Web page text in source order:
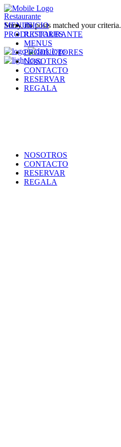
Restaurante
MENUS
PRODUCTORES
NOSOTROS
CONTACTO
RESERVAR
REGALA
INICIO
RESTAURANTE
MENUS
PRODUCTORES
NOSOTROS
CONTACTO
RESERVAR
REGALA
Sorry, no posts matched your criteria.